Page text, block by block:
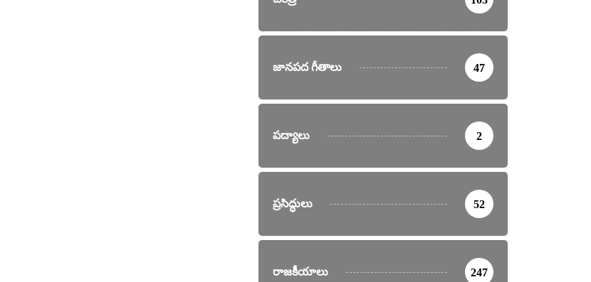
జానపద గీతాలు 47
పద్యాలు 2
ప్రసిద్ధులు 52
రాజకీయాలు 247